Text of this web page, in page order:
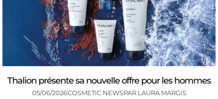
Thalion présente sa nouvelle offre pour les hommes
05/06/2026COSMETIC NEWSPAR LAURA MARGIS